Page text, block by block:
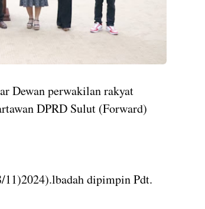
Dewan perwakilan rakyat
DPRD Sulut (Forward)
dipimpin Pdt.